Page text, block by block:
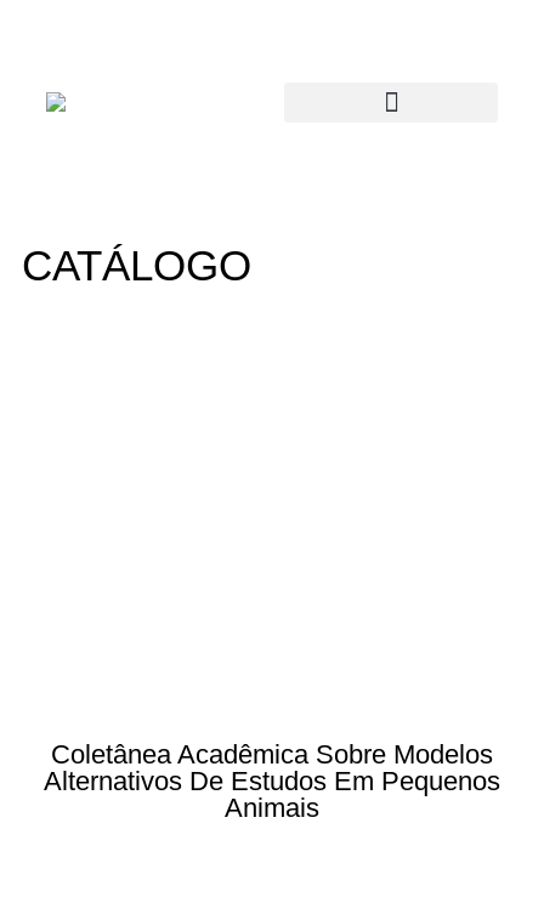
CATÁLOGO
Coletânea Acadêmica Sobre Modelos
Alternativos De Estudos Em Pequenos
Animais